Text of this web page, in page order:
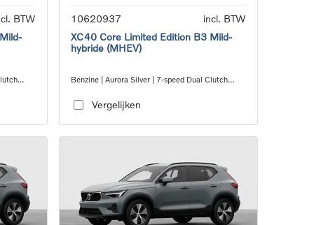
BTW
10620937
incl. BTW
XC40 Core Limited Edition B3 Mild-
hybride (MHEV)
Benzine | Aurora Silver | 7-speed Dual Clutch
Vergelijken